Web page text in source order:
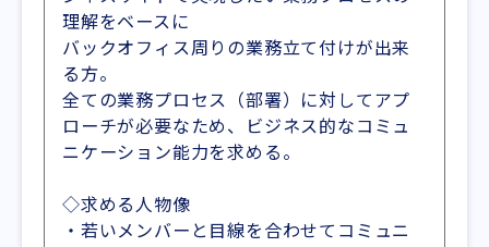
理解をベースに
バックオフィス周りの業務立て付けが出来
る方。
全ての業務プロセス（部署）に対してアプ
ローチが必要なため、ビジネス的なコミュ
ニケーション能力を求める。
◇求める人物像
・若いメンバーと目線を合わせてコミュニ